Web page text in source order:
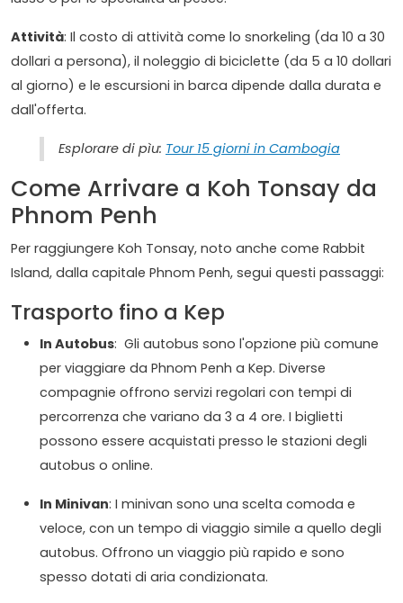
Attività: Il costo di attività come lo snorkeling (da 10 a 30
dollari a persona), il noleggio di biciclette (da 5 a 10 dollari
al giorno) e le escursioni in barca dipende dalla durata e
dall'offerta.
Esplorare di pìu: Tour 15 giorni in Cambogia
Come Arrivare a Koh Tonsay da
Phnom Penh
Per raggiungere Koh Tonsay, noto anche come Rabbit
Island, dalla capitale Phnom Penh, segui questi passaggi:
Trasporto fino a Kep
In Autobus: Gli autobus sono l'opzione più comune
per viaggiare da Phnom Penh a Kep. Diverse
compagnie offrono servizi regolari con tempi di
percorrenza che variano da 3 a 4 ore. I biglietti
possono essere acquistati presso le stazioni degli
autobus o online.
In Minivan: I minivan sono una scelta comoda e
veloce, con un tempo di viaggio simile a quello degli
autobus. Offrono un viaggio più rapido e sono
spesso dotati di aria condizionata.